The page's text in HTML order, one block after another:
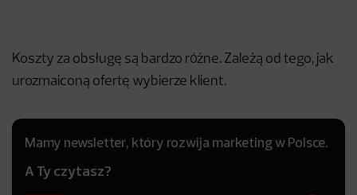
Koszty za obsługę są bardzo różne. Zależą od tego, jak
urozmaiconą ofertę wybierze klient.
Mamy newsletter, który rozwija marketing w Polsce.
A Ty czytasz?